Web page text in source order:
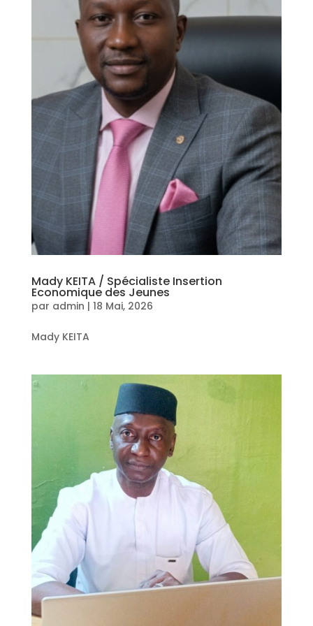
Mady KEITA / Spécialiste Insertion
Economique des Jeunes
par admin | 18 Mai, 2026
Mady KEITA